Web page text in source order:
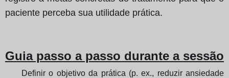
paciente perceba sua utilidade prática.
Guia passo a passo durante a sessão
Definir o objetivo da prática (p. ex., reduzir ansiedade